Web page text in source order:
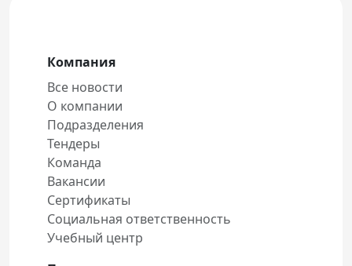
Компания
Все новости
О компании
Подразделения
Тендеры
Команда
Вакансии
Сертификаты
Социальная ответственность
Учебный центр